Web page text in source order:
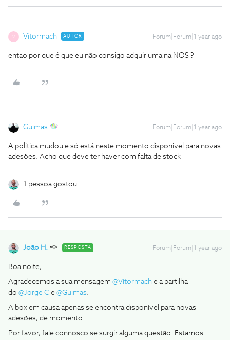
V Vítormach AUTOR Forum|Forum|1 year ago
entao por que é que eu não consigo adquir uma na NOS ?
Guimas Forum|Forum|1 year ago
A politica mudou e só está neste momento disponivel para novas
adesões. Acho que deve ter haver com falta de stock
1 pessoa gostou
João H. RESPOSTA Forum|Forum|1 year ago
Boa noite,
Agradecemos a sua mensagem @Vítormach e a partilha
do @Jorge C e @Guimas.
A box em causa apenas se encontra disponível para novas
adesões, de momento.
Por favor, fale connosco se surgir alguma questão. Estamos